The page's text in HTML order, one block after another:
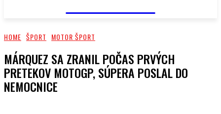
HOME ŠPORT MOTOR ŠPORT
MÁRQUEZ SA ZRANIL POČAS PRVÝCH
PRETEKOV MOTOGP, SÚPERA POSLAL DO
NEMOCNICE